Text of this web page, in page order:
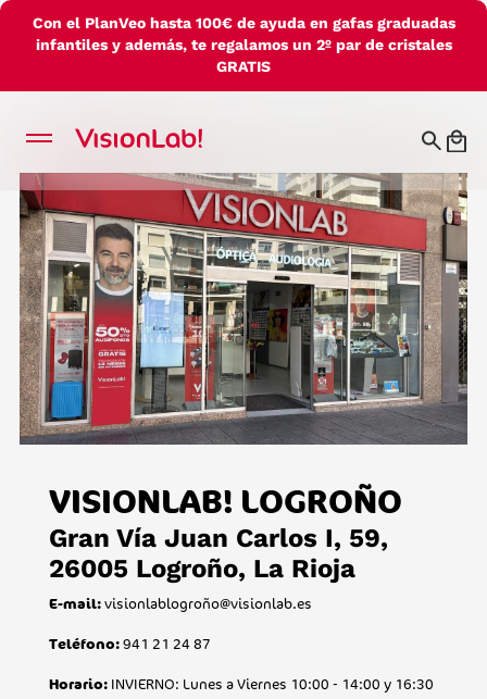
Con el PlanVeo hasta 100€ de ayuda en gafas graduadas
infantiles y además, te regalamos un 2º par de cristales
GRATIS
VISIONLAB! LOGROÑO
Gran Vía Juan Carlos I, 59,
26005 Logroño, La Rioja
E-mail:visionlablogroño@visionlab.es
Teléfono:941 21 24 87
Horario:INVIERNO: Lunes a Viernes 10:00 - 14:00 y 16:30